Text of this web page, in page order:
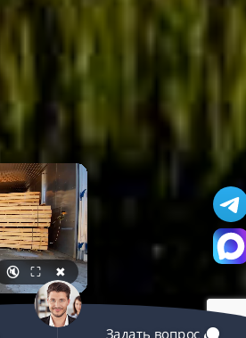
🔇 ⛶ ✖
Задать вопрос